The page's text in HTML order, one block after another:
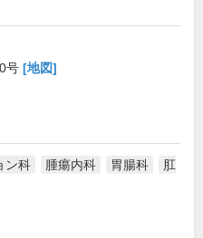
号 [地図]
ン科 腫瘍内科 胃腸科
肛